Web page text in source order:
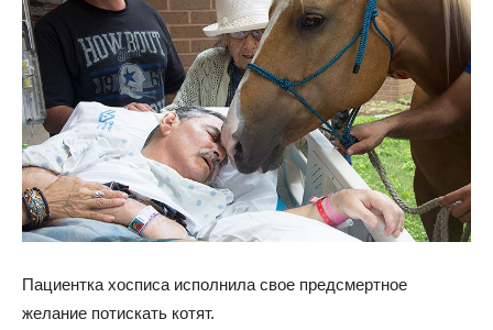
Пациентка хосписа исполнила свое предсмертное
желание потискать котят.